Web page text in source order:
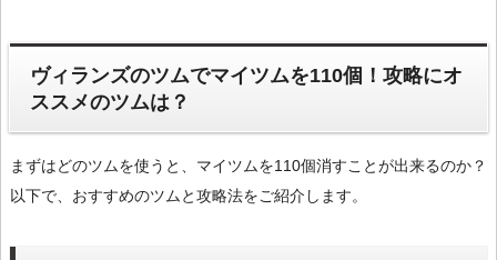
ヴィランズのツムでマイツムを110個！攻略にオ
ススメのツムは？
まずはどのツムを使うと、マイツムを110個消すことが出来るのか？
以下で、おすすめのツムと攻略法をご紹介します。